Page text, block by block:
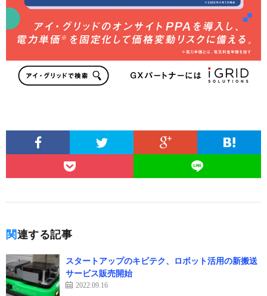
関連する記事
スタートアップのキビテク、ロボット活用の新搬送
サービス販売開始
2022.09.16